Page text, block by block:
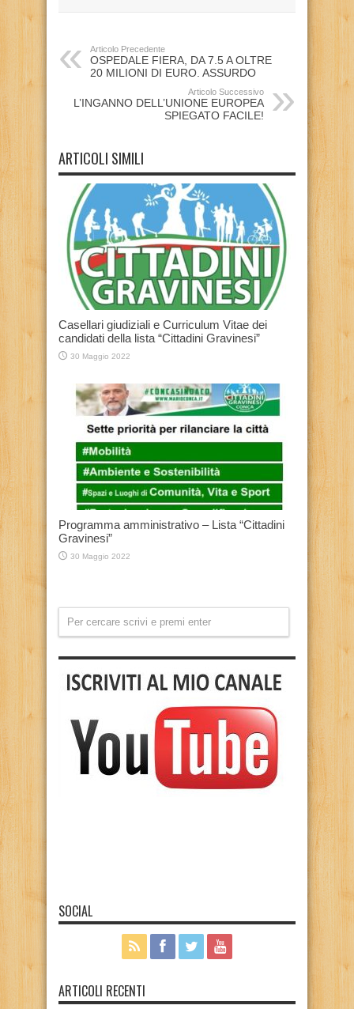
Articolo Precedente
OSPEDALE FIERA, DA 7.5 A OLTRE
20 MILIONI DI EURO. ASSURDO
Articolo Successivo
L’INGANNO DELL’UNIONE EUROPEA
SPIEGATO FACILE!
ARTICOLI SIMILI
Casellari giudiziali e Curriculum Vitae dei
candidati della lista “Cittadini Gravinesi”
30 Maggio 2022
Programma amministrativo – Lista “Cittadini
Gravinesi”
30 Maggio 2022
SOCIAL
ARTICOLI RECENTI